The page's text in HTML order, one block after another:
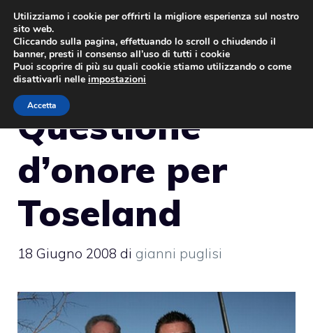
Vai
contenuto
Questione
d’onore per
Toseland
18 Giugno 2008 di gianni puglisi
Utilizziamo i cookie per offrirti la migliore esperienza sul nostro
sito web.
Cliccando sulla pagina, effettuando lo scroll o chiudendo il
banner, presti il consenso all’uso di tutti i cookie
Puoi scoprire di più su quali cookie stiamo utilizzando o come
disattivarli nelle impostazioni
Accetta